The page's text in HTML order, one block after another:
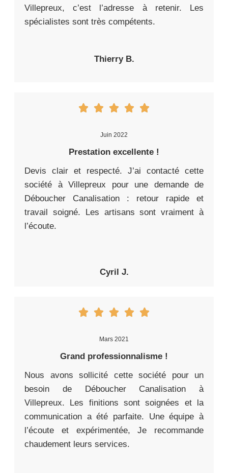
Villepreux, c’est l’adresse à retenir. Les
spécialistes sont très compétents.
Thierry B.
Juin 2022
Prestation excellente !
Devis clair et respecté. J’ai contacté cette
société à Villepreux pour une demande de
Déboucher Canalisation : retour rapide et
travail soigné. Les artisans sont vraiment à
l’écoute.
Cyril J.
Mars 2021
Grand professionnalisme !
Nous avons sollicité cette société pour un
besoin de Déboucher Canalisation à
Villepreux. Les finitions sont soignées et la
communication a été parfaite. Une équipe à
l’écoute et expérimentée, Je recommande
chaudement leurs services.